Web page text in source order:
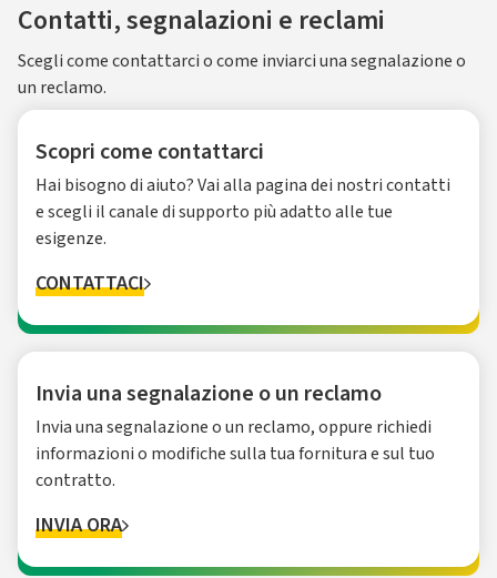
Contatti, segnalazioni e reclami
Scegli come contattarci o come inviarci una segnalazione o
un reclamo.
Scopri come contattarci
Hai bisogno di aiuto? Vai alla pagina dei nostri contatti
e scegli il canale di supporto più adatto alle tue
esigenze.
CONTATTACI
Invia una segnalazione o un reclamo
Invia una segnalazione o un reclamo, oppure richiedi
informazioni o modifiche sulla tua fornitura e sul tuo
contratto.
INVIA ORA